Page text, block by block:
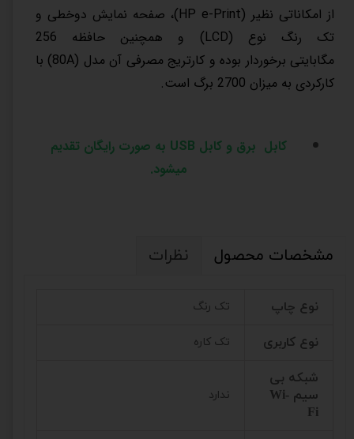
از امکاناتی نظیر (HP e-Print)، صفحه نمایش دوخطی و
تک رنگ نوع (LCD) و همچنین حافظه 256
مگابایتی برخوردار بوده و کارتریج مصرفی آن مدل (80A) با
کارکردی به میزان 2700 برگ است.
کابل برق و کابل به صورت رایگان تقدیم
میشود.
مشخصات محصول نظرات
نوع چاپ تک رنگ
نوع کاربری تک کاره
شبکه بی
سیم Wi-
Fi
ندارد